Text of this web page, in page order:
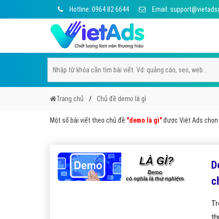
Hotline: 0964 82 6644 Email:
Trang chủ Chủ đề demo là gì
Một số bài viết theo chủ đề "demo là gì"được Việt Ads chọn